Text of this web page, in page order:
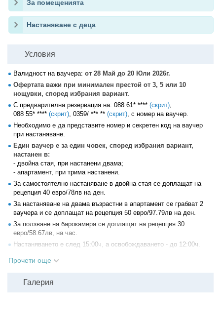
За помещенията
Настаняване с деца
Условия
Валидност на ваучера: от 28 Май до 20 Юли 2026г.
Офертата важи при минимален престой от 3, 5 или 10
нощувки, според избрания вариант.
С предварителна резервация на: 088 61* **** (скрит),
088 55* **** (скрит), 0359/ *** ** (скрит), с номер на ваучер.
Необходимо е да представите номер и секретен код на ваучер
при настаняване.
Един ваучер е за един човек, според избрания вариант,
настанен в:
- двойна стая, при настанени двама;
- апартамент, при трима настанени.
За самостоятелно настаняване в двойна стая се доплащат на
рецепция 40 евро/78лв на ден.
За настаняване на двама възрастни в апартамент се грабват 2
ваучера и се доплащат на рецепция 50 евро/97.79лв на ден.
За ползване на барокамера се доплащат на рецепция 30
евро/58.67лв, на час.
Настаняването е след 15:00ч, а освобождаването - до 12:00ч.
и изработване на лечебна програма
удължаване на престоя.
Прочети още
Галерия